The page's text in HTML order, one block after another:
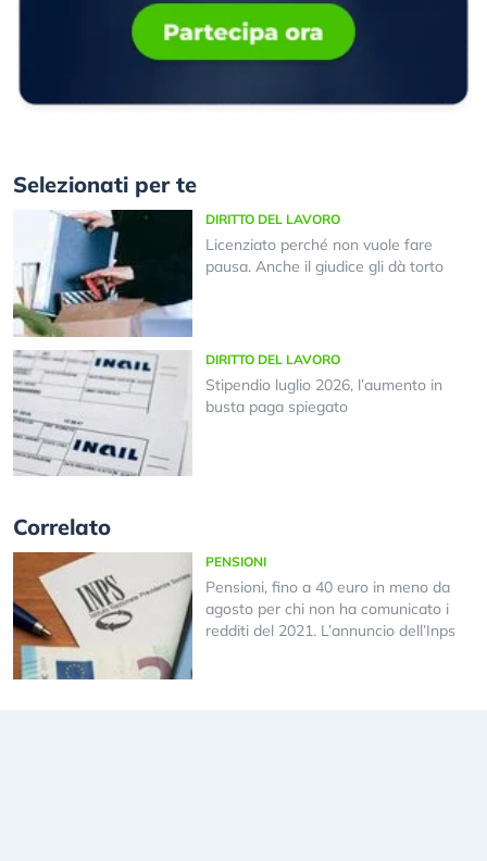
Selezionati per te
DIRITTO DEL LAVORO
Licenziato perché non vuole fare
pausa. Anche il giudice gli dà torto
DIRITTO DEL LAVORO
Stipendio luglio 2026, l’aumento in
busta paga spiegato
Correlato
PENSIONI
Pensioni, fino a 40 euro in meno da
agosto per chi non ha comunicato i
redditi del 2021. L’annuncio dell’Inps